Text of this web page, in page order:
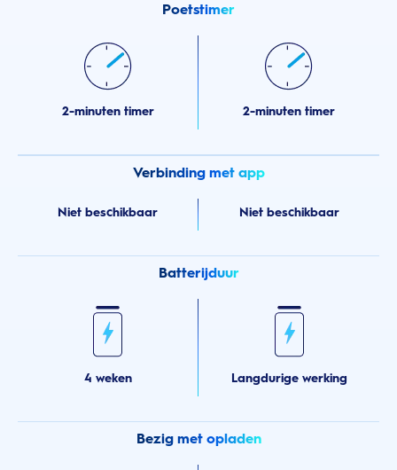
Poetstimer
2-minuten timer 2-minuten timer
Verbinding met app
Niet beschikbaar Niet beschikbaar
Batterijduur
4 weken Langdurige werking
Bezig met opladen